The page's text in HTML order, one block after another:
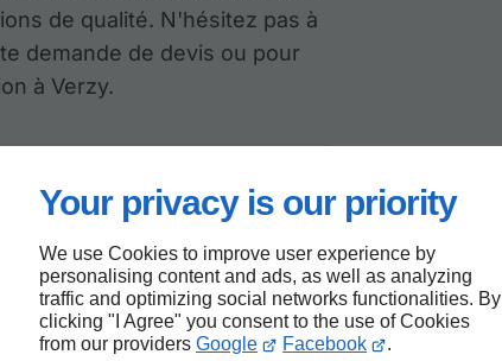
Your privacy is our priority
We use Cookies to improve user experience by
personalising content and ads, as well as analyzing
traffic and optimizing social networks functionalities. By
clicking "I Agree" you consent to the use of Cookies
from our providers Google Facebook .
de qualité. N'hésitez pas à
demande de devis ou pour
à Verzy.
certifié
Verzy